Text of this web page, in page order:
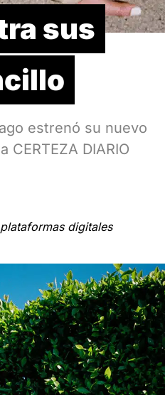
sus
estrenó su nuevo
DIARIO
digitales